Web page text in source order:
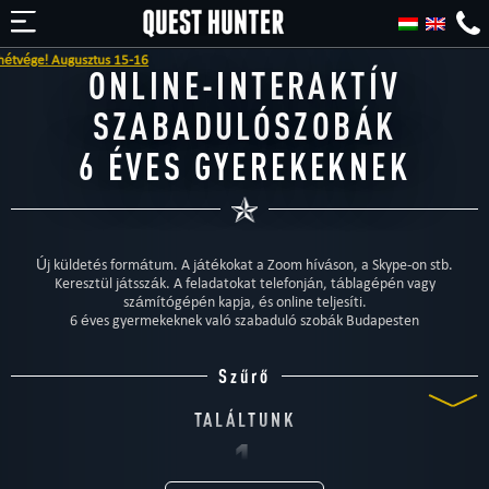
15-16
ONLINE-INTERAKTÍV
SZABADULÓSZOBÁK
6 ÉVES GYEREKEKNEK
Új küldetés formátum. A játékokat a Zoom híváson, a Skype-on stb.
Keresztül játsszák. A feladatokat telefonján, táblagépén vagy
számítógépén kapja, és online teljesíti.
6 éves gyermekeknek való szabaduló szobák Budapesten
Szűrő
TALÁLTUNK
1